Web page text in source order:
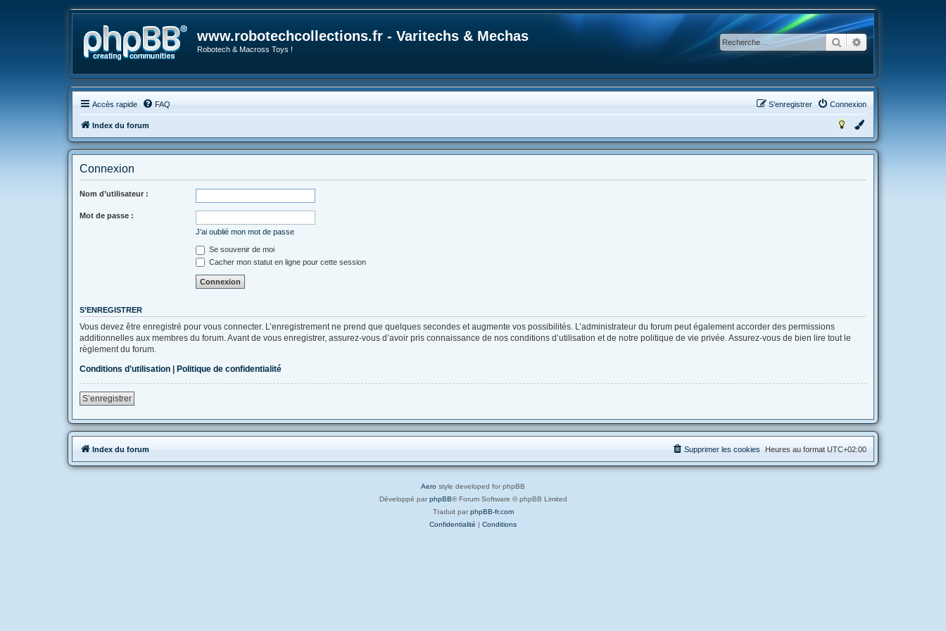
www.robotechcollections.fr - Varitechs & Mechas
Robotech & Macross Toys !
RechercherRecherche avancée
Accès rapide FAQ Connexion
S’enregistrer
Index du forum
Connexion
Nom d’utilisateur :
Mot de passe :
J’ai oublié mon mot de passe
Se souvenir de moi
Cacher mon statut en ligne pour cette session
S’ENREGISTRER
Vous devez être enregistré pour vous connecter. L’enregistrement ne prend que quelques secondes et augmente vos possibilités. L’administrateur du forum peut également accorder des permissions
additionnelles aux membres du forum. Avant de vous enregistrer, assurez-vous d’avoir pris connaissance de nos conditions d’utilisation et de notre politique de vie privée. Assurez-vous de bien lire tout le
règlement du forum.
Conditions d’utilisation | Politique de confidentialité
S’enregistrer
Index du forum Heures au format UTC+02:00
Supprimer les cookies
Aero style developed for phpBB
Développé par phpBB® Forum Software © phpBB Limited
Traduit par phpBB-fr.com
Confidentialité | Conditions